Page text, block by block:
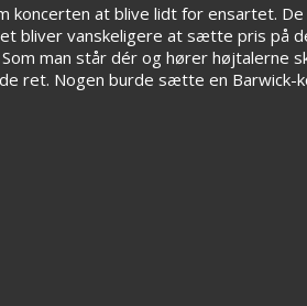
at blive lidt for ensartet.
bliver vanskeligere at sætte pris på
man står dér og hører højtalerne
ret. Nogen burde sætte en Barwick-